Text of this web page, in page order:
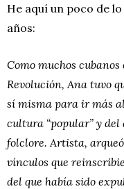
He aquí un poco de
años:
Como muchos
Revolución, Ana tuvo
sí misma para ir más
cultura “popular” y
folclore. Artista,
vínculos que
del que había sido